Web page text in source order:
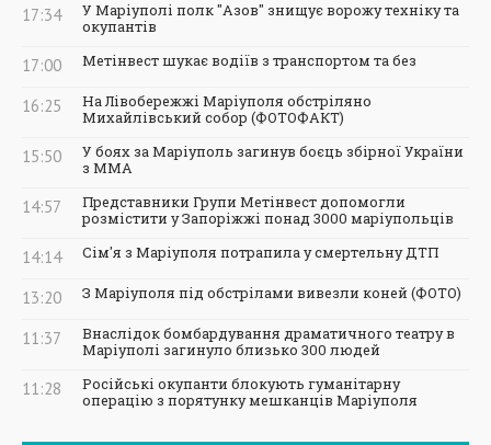
17:34
У Маріуполі полк "Азов" знищує ворожу техніку та
окупантів
17:00 Метінвест шукає водіїв з транспортом та без
16:25
На Лівобережжі Маріуполя обстріляно
Михайлівський собор (ФОТОФАКТ)
15:50
У боях за Маріуполь загинув боєць збірної України
з ММА
14:57
Представники Групи Метінвест допомогли
розмістити у Запоріжжі понад 3000 маріупольців
14:14 Сім'я з Маріуполя потрапила у смертельну ДТП
13:20 З Маріуполя під обстрілами вивезли коней (ФОТО)
11:37
Внаслідок бомбардування драматичного театру в
Маріуполі загинуло близько 300 людей
11:28
Російські окупанти блокують гуманітарну
операцію з порятунку мешканців Маріуполя